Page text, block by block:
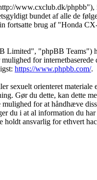
www.cxclub.dk/phpbb"),
bundet af alle de
fortsatte brug af "Honda
"phpBB Teams")
for
https://www.phpbb.com/.
orienteret materiale
Gør du dette, kan dette
for at håndhæve
du i at al information du
ansvarlig for ethvert